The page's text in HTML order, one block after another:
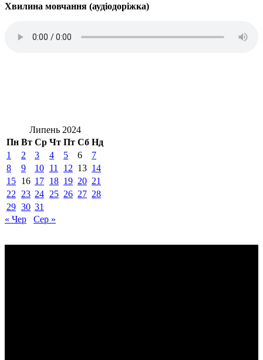
Хвилина мовчання (аудіодоріжка)
Липень 2024
Пн Вт Ср Чт Пт Сб Нд
1
2 3 4 5 6
7
8
9 10 11 12 13 14
15 16 17 18 19 20 21
22
23 24 25 26 27 28
29 30 31
« Чер
Сер »